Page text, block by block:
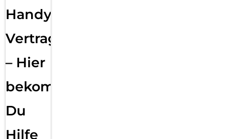
Handy
Vertragsabwicklung
– Hier
bekommst
Du
Hilfe